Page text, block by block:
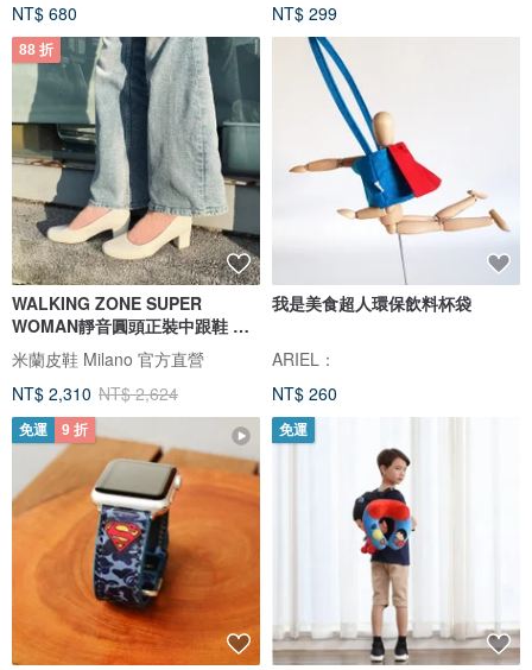
NT$ 680
NT$ 299
88 折
WALKING ZONE SUPER
WOMAN靜音圓頭正裝中跟鞋 女
鞋-漆皮白
米蘭皮鞋 Milano 官方直營
NT$ 2,310 NT$ 2,624
我是美食超人環保飲料杯袋
ARIEL：
NT$ 260
免運 9 折 免運